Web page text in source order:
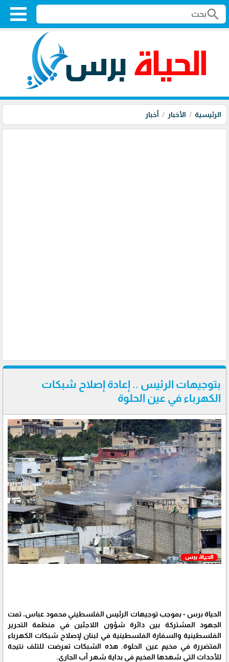
search
الرئيسية الأخبار أخبار
بتوجيهات الرئيس .. إعادة إصلاح شبكات
الكهرباء في عين الحلوة
الحياة برس - بموجب توجيهات الرئيس الفلسطيني محمود عباس، تمت
الجهود المشتركة بين دائرة شؤون اللاجئين في منظمة التحرير
الفلسطينية والسفارة الفلسطينية في لبنان لإصلاح شبكات الكهرباء
المتضررة في مخيم عين الحلوة. هذه الشبكات تعرضت للتلف نتيجة
للأحداث التي شهدها المخيم في بداية شهر آب الجاري.